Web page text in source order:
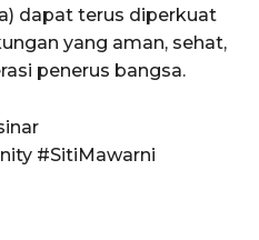
dapat terus diperkuat
yang aman, sehat,
penerus bangsa.
#SitiMawarni